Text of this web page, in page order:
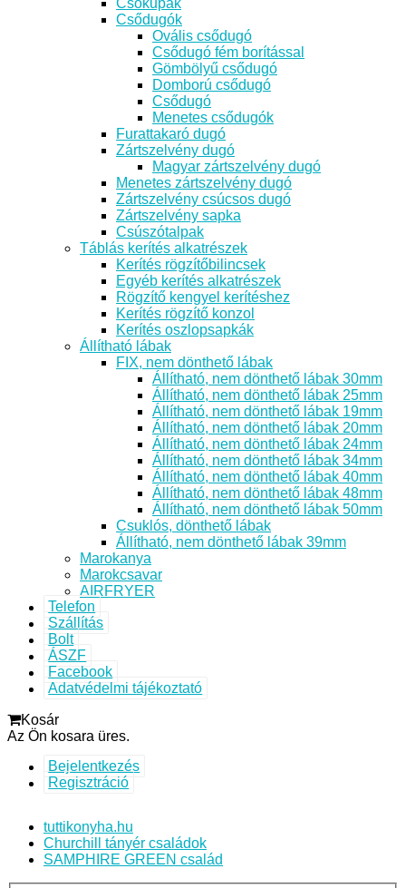
Csődugók
Ovális csődugó
Csődugó fém borítással
Gömbölyű csődugó
Domború csődugó
Csődugó
Menetes csődugók
Furattakaró dugó
Zártszelvény dugó
Magyar zártszelvény dugó
Menetes zártszelvény dugó
Zártszelvény csúcsos dugó
Zártszelvény sapka
Csúszótalpak
Táblás kerítés alkatrészek
Kerítés rögzítőbilincsek
Egyéb kerítés alkatrészek
Rögzítő kengyel kerítéshez
Kerítés rögzítő konzol
Kerítés oszlopsapkák
Állítható lábak
FIX, nem dönthető lábak
Állítható, nem dönthető lábak 30mm
Állítható, nem dönthető lábak 25mm
Állítható, nem dönthető lábak 19mm
Állítható, nem dönthető lábak 20mm
Állítható, nem dönthető lábak 24mm
Állítható, nem dönthető lábak 34mm
Állítható, nem dönthető lábak 40mm
Állítható, nem dönthető lábak 48mm
Állítható, nem dönthető lábak 50mm
Csuklós, dönthető lábak
Állítható, nem dönthető lábak 39mm
Marokanya
Marokcsavar
AIRFRYER
Telefon
Szállítás
Bolt
ÁSZF
Facebook
Adatvédelmi tájékoztató
Kosár
Az Ön kosara üres.
Bejelentkezés
Regisztráció
tuttikonyha.hu
Churchill tányér családok
SAMPHIRE GREEN család